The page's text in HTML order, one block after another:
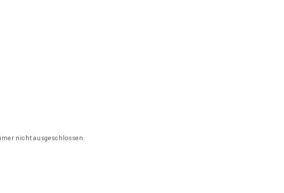
nicht ausgeschlossen.